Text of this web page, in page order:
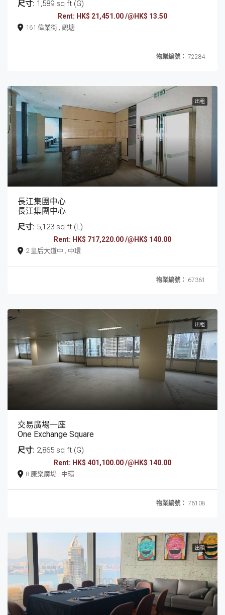
尺寸: 1,589 sq ft (G)
Rent: HK$ 21,451.00 /@HK$ 13.50
161 偉業街 , 觀塘
物業編號： 72284
出租
長江集團中心
長江集團中心
尺寸: 5,123 sq ft (L)
Rent: HK$ 717,220.00 /@HK$ 140.00
2 皇后大道中 , 中環
物業編號： 67361
出租
交易廣場一座
One Exchange Square
尺寸: 2,865 sq ft (G)
Rent: HK$ 401,100.00 /@HK$ 140.00
8 康樂廣場 , 中環
物業編號： 76108
出租